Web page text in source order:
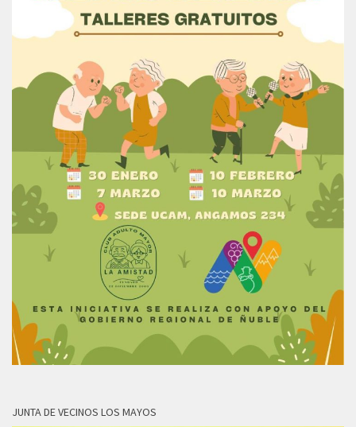
JUNTA DE VECINOS LOS MAYOS